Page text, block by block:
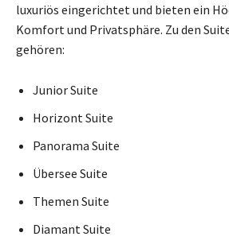
luxuriös eingerichtet und bieten ein
Komfort und Privatsphäre. Zu den
gehören:
Junior Suite
Horizont Suite
Panorama Suite
Übersee Suite
Themen Suite
Diamant Suite